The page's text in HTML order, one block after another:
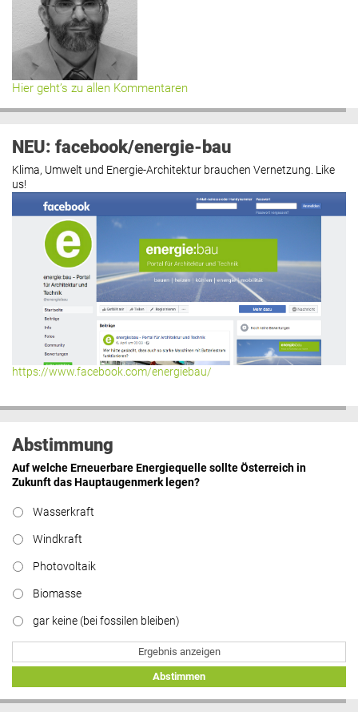
Hier geht’s zu allen Kommentaren
NEU: facebook/energie-bau
Klima, Umwelt und Energie-Architektur brauchen Vernetzung. Like
us!
https://www.facebook.com/energiebau/
Abstimmung
Auf welche Erneuerbare Energiequelle sollte Österreich in
Zukunft das Hauptaugenmerk legen?
Wasserkraft
Windkraft
Photovoltaik
Biomasse
gar keine (bei fossilen bleiben)
Ergebnis anzeigen
Abstimmen